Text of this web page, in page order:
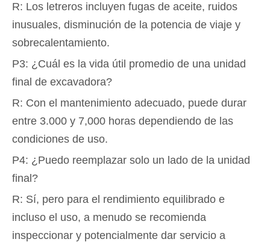
R: Los letreros incluyen fugas de aceite, ruidos
inusuales, disminución de la potencia de viaje y
sobrecalentamiento.
P3: ¿Cuál es la vida útil promedio de una unidad
final de excavadora?
R: Con el mantenimiento adecuado, puede durar
entre 3.000 y 7,000 horas dependiendo de las
condiciones de uso.
P4: ¿Puedo reemplazar solo un lado de la unidad
final?
R: Sí, pero para el rendimiento equilibrado e
incluso el uso, a menudo se recomienda
inspeccionar y potencialmente dar servicio a